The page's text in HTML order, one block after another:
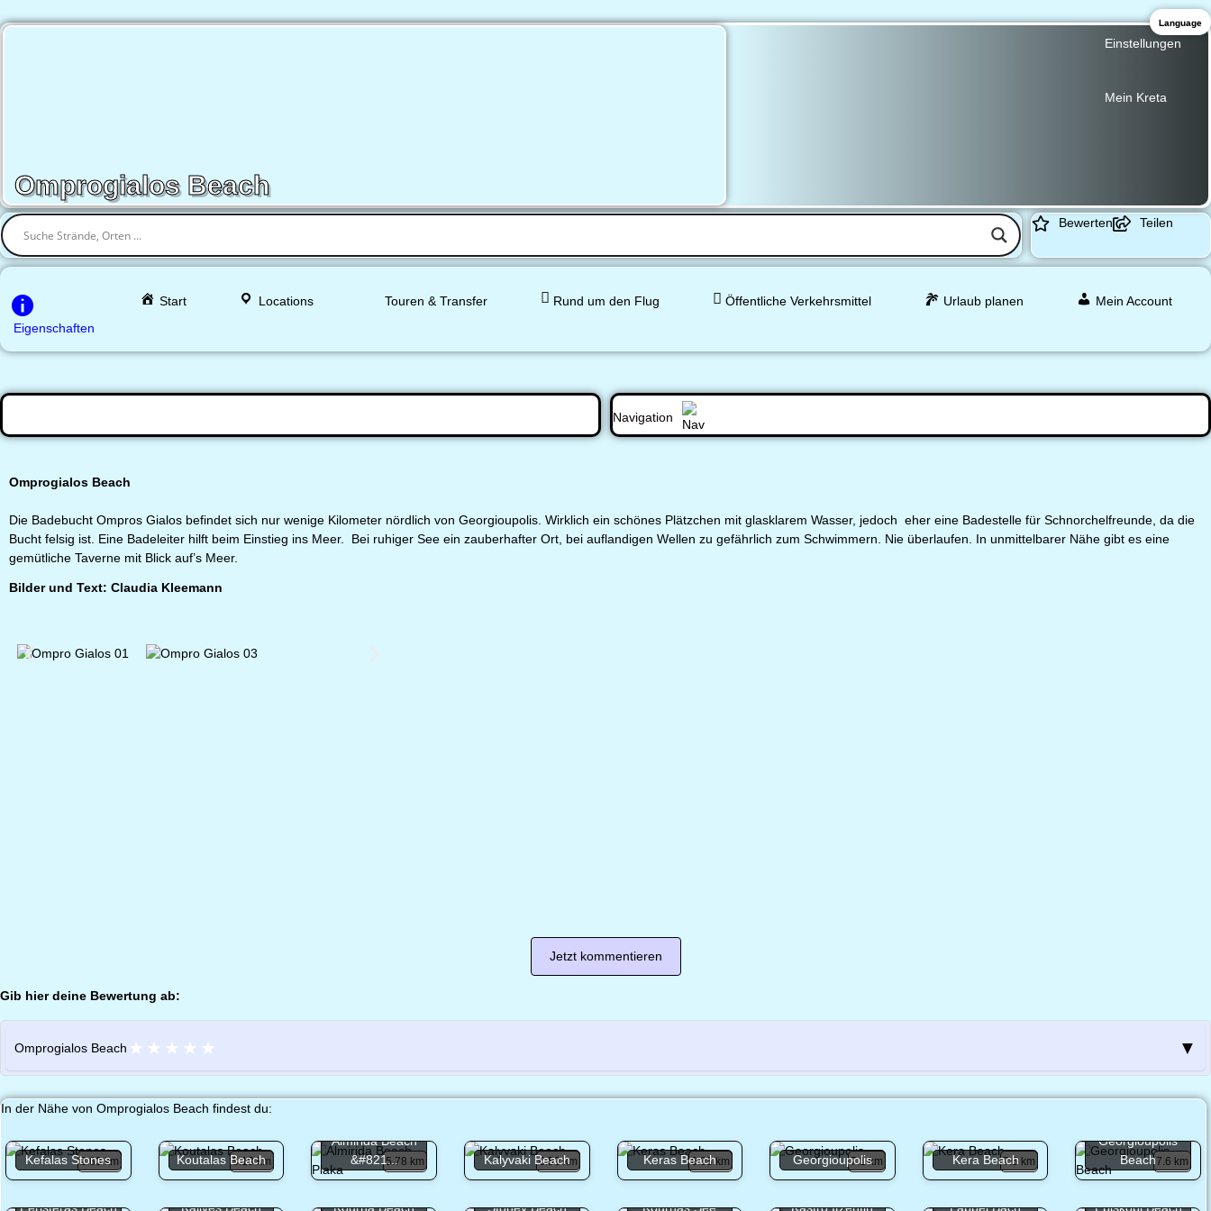
Einstellungen
Mein Kreta
Omprogialos Beach
Bewerten Teilen
Eigenschaften
Start Locations Touren & Transfer Rund um den Flug Öffentliche Verkehrsmittel Urlaub planen Mein Account
Navigation
Omprogialos Beach
Die Badebucht Ompros Gialos befindet sich nur wenige Kilometer nördlich von Georgioupolis. Wirklich ein schönes Plätzchen mit glasklarem Wasser, jedoch eher eine Badestelle für Schnorchelfreunde, da die
Bucht felsig ist. Eine Badeleiter hilft beim Einstieg ins Meer. Bei ruhiger See ein zauberhafter Ort, bei auflandigen Wellen zu gefährlich zum Schwimmern. Nie überlaufen. In unmittelbarer Nähe gibt es eine
gemütliche Taverne mit Blick auf’s Meer.
Bilder und Text: Claudia Kleemann
Jetzt kommentieren
Gib hier deine Bewertung ab:
Omprogialos Beach ★ ★ ★ ★ ★ ▼
In der Nähe von Omprogialos Beach findest du:
2.63 km
Kefalas Stones 5.19 km
Koutalas Beach 5.78 km
Almirida Beach
&#821...
6.53 km
Kalyvaki Beach 6.83 km
Keras Beach 7.1 km
Georgioupolis 7.5 km
Kera Beach 7.6 km
Georgioupolis
Beach
Peristeras Beach Kalives Beach Kourna Beach Stoney Beach Kournas See Kastro Itzentin Lappei Bach Episkopi Beach
Language